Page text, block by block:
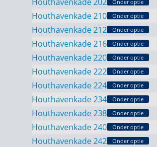
Onder optie
Houthavenkade 210
Onder optie
Houthavenkade 212
Onder optie
Houthavenkade 216
Onder optie
Houthavenkade 220
Onder optie
Houthavenkade 222
Onder optie
Houthavenkade 224
Onder optie
Houthavenkade 234
Onder optie
Houthavenkade 238
Onder optie
Houthavenkade 240
Onder optie
Houthavenkade 242
Onder optie